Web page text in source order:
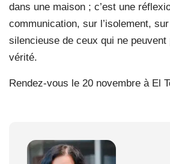
dans une maison ; c’est une
communication, sur l’isolement,
silencieuse de ceux qui ne
vérité.
Rendez-vous le 20 novembre à El